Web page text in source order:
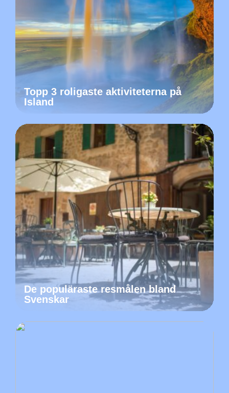
Topp 3 roligaste aktiviteterna på
Island
De populäraste resmålen bland
Svenskar